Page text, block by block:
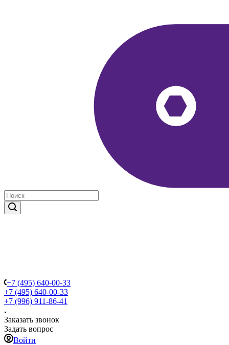
+7 (495) 640-00-33
+7 (495) 640-00-33
+7 (996) 911-86-41
Заказать звонок
Задать вопрос
Войти